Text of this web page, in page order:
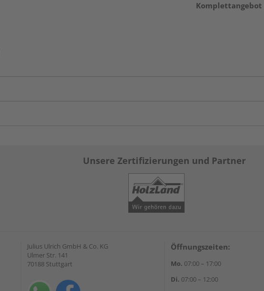
Komplettangebot
Unsere Zertifizierungen und Partner
Julius Ulrich GmbH & Co. KG
Ulmer Str. 141
70188 Stuttgart
Öffnungszeiten:
Mo. 07:00 – 17:00
Di. 07:00 – 12:00